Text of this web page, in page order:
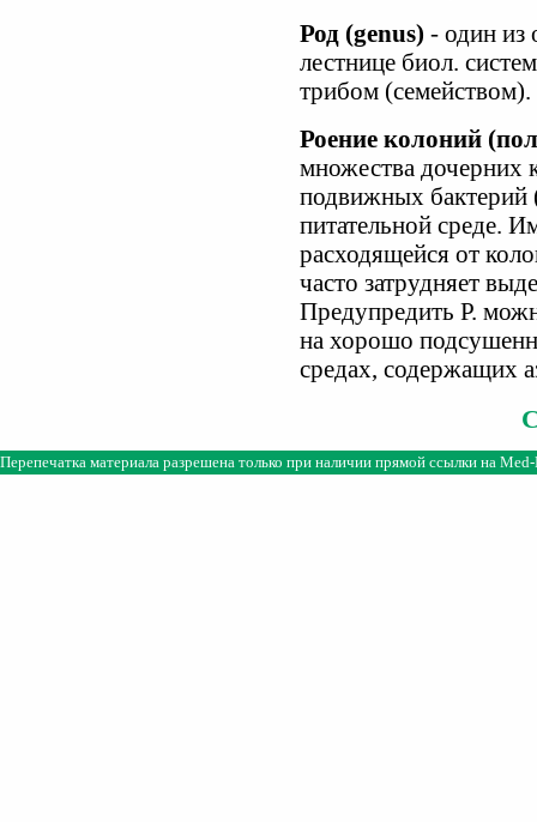
Род (genus) - один из
лестнице биол.
трибом
Роение колоний
множества дочерних
подвижных бактерий
питательной среде.
расходящейся от
часто затрудняет
Предупредить Р.
на хорошо
средах, содержащих
Перепечатка материала разрешена только при наличии прямой ссылки на